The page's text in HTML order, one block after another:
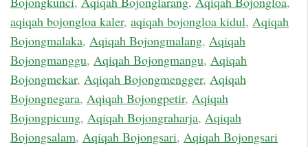
aqiqah bojongloa kaler, aqiqah bojongloa kidul, Aqiqah
Bojongmalaka, Aqiqah Bojongmalang, Aqiqah
Bojongmanggu, Aqiqah Bojongmangu, Aqiqah
Bojongmekar, Aqiqah Bojongmengger, Aqiqah
Bojongnegara, Aqiqah Bojongpetir, Aqiqah
Bojongpicung, Aqiqah Bojongraharja, Aqiqah
Bojongsalam, Aqiqah Bojongsari, Aqiqah Bojongsari